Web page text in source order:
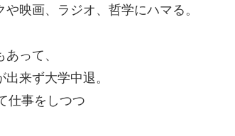
映画、ラジオ、哲学にハマる。
って、
来ず大学中退。
仕事をしつつ